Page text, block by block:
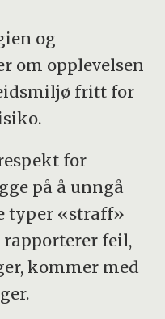
og
om opplevelsen
fritt for
for
på å unngå
typer «straff»
feil,
kommer med